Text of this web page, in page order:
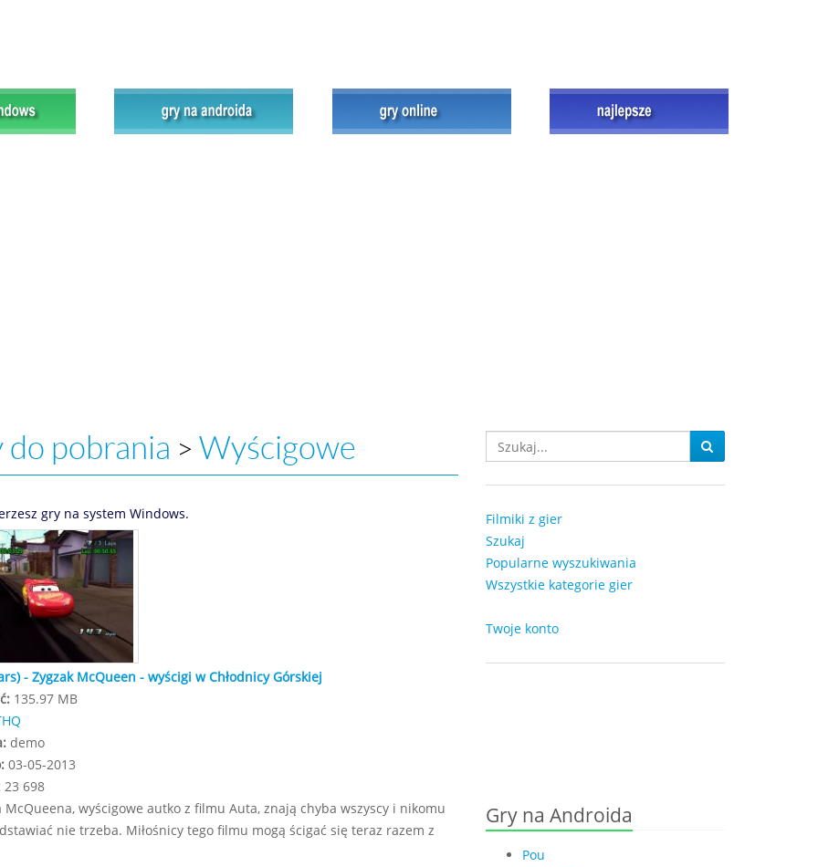
do pobrania > Wyścigowe
gry na system Windows.
- Zygzak McQueen - wyścigi w Chłodnicy Górskiej
135.97 MB
demo
03-05-2013
23 698
McQueena, wyścigowe autko z filmu Auta, znają chyba wszyscy i nikomu
nie trzeba. Miłośnicy tego filmu mogą ścigać się teraz razem z
Filmiki z gier
Szukaj
Popularne wyszukiwania
Wszystkie kategorie gier
Twoje konto
Gry na Androida
Pou